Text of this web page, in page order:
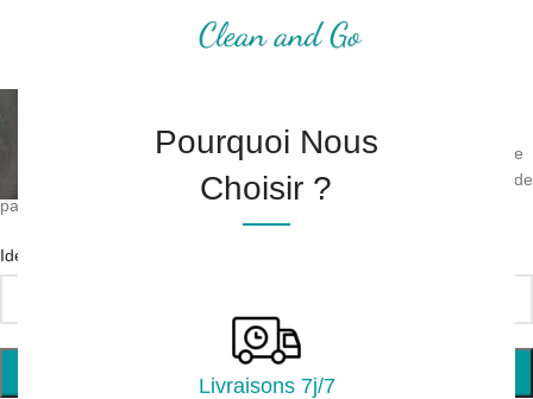
Pourquoi Nous
Choisir ?
Livraisons 7j/7
Mot de passe perdu ? Veuillez saisir votre identifiant ou votre adresse
e-mail. Vous recevrez un lien par e-mail pour créer un nouveau mot de
passe.
Identifiant ou e-mail